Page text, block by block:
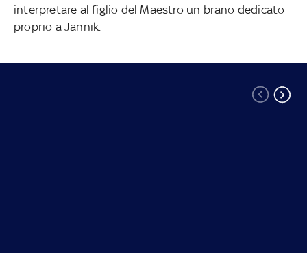
interpretare al figlio del Maestro un brano dedicato
proprio a Jannik.